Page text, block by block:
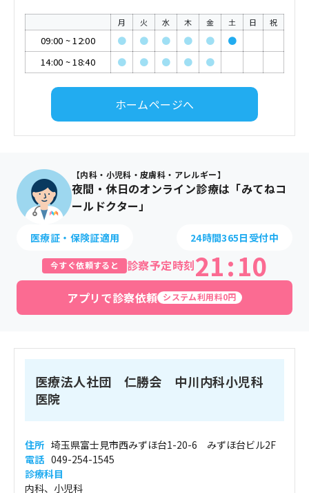
月 火 水 木 金 土 日 祝
09:00 ~12:00 ● ● ● ● ●
●
14:00 ~18:40 ● ● ● ● ●
ホームページへ
【内科・小児科・皮膚科・アレルギー】
夜間・休日のオンライン診療は「みてねコ
ールドクター」
医療証・保険証適用 24時間365日受付中
今すぐ依頼すると 診察予定時刻21:10
アプリで診察依頼 システム利用料0円
医療法人社団 仁勝会 中川内科小児科
医院
住所 埼玉県富士見市西みずほ台1-20-6 みずほ台ビル2F
電話 049-254-1545
診療科目
内科、小児科